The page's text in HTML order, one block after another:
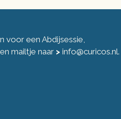
voor een Abdijsessie,
mailtje naar > info@curicos.nl.